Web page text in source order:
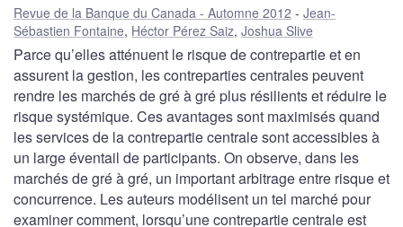
Revue de la Banque du Canada - Automne 2012
Jean-
Sébastien Fontaine, Héctor Pérez Saiz, Joshua Slive
Parce qu’elles atténuent le risque de contrepartie et en
assurent la gestion, les contreparties centrales peuvent
rendre les marchés de gré à gré plus résilients et réduire le
risque systémique. Ces avantages sont maximisés quand
les services de la contrepartie centrale sont accessibles à
un large éventail de participants. On observe, dans les
marchés de gré à gré, un important arbitrage entre risque et
concurrence. Les auteurs modélisent un tel marché pour
examiner comment, lorsqu’une contrepartie centrale est